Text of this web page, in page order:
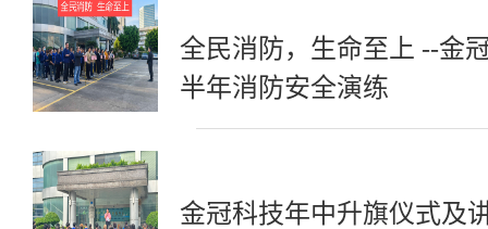
全民消防，生命至上 --金
半年消防安全演练
金冠科技年中升旗仪式及